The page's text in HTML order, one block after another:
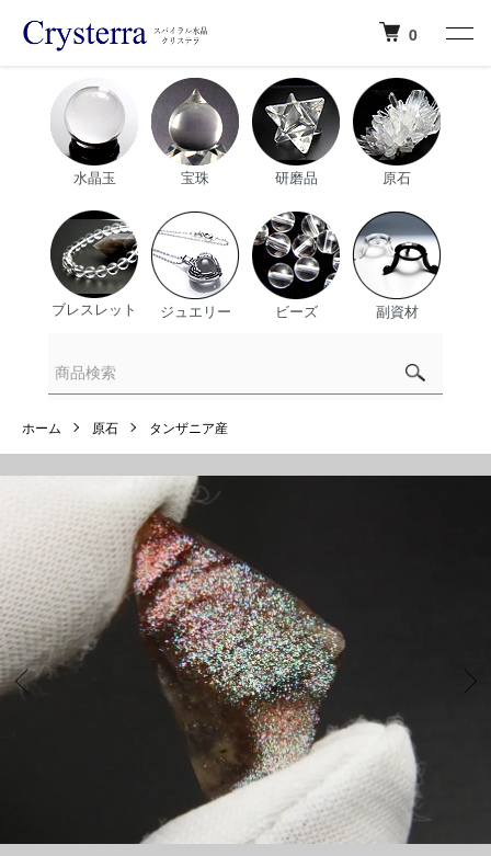
0
水晶玉 宝珠 研磨品 原石
ブレスレット ジュエリー ビーズ 副資材
ホーム 原石 タンザニア産